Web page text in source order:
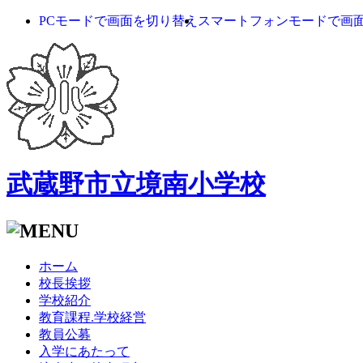
PCモードで画面を切り替え スマートフォンモードで画
武蔵野市立境南小学校
ホーム
校長挨拶
学校紹介
教育課程.学校経営
教員公募
入学にあたって